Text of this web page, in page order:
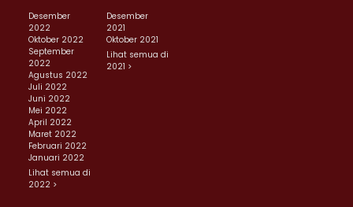
Desember
2022
Oktober 2022
September
2022
Agustus 2022
Juli 2022
Juni 2022
Mei 2022
April 2022
Maret 2022
Februari 2022
Januari 2022
Lihat semua di
2022 >
Desember
2021
Oktober 2021
Lihat semua di
2021 >